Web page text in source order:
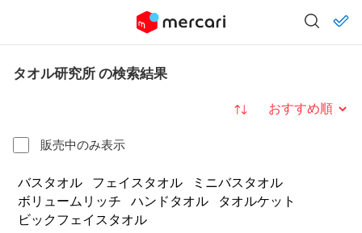
タオル研究所 の検索結果
販売中のみ表示
並び替え
バスタオル フェイスタオル
ミニバスタオル
ボリュームリッチ
ハンドタオル
タオルケット
ビックフェイスタオル